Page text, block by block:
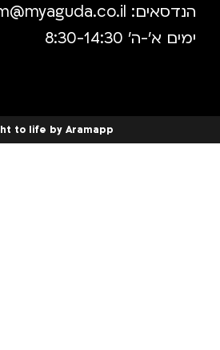
א'-ה' 8:30-14:30
Brought to life by Aramapp